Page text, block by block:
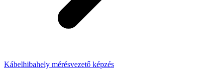
Kábelhibahely mérésvezető képzés